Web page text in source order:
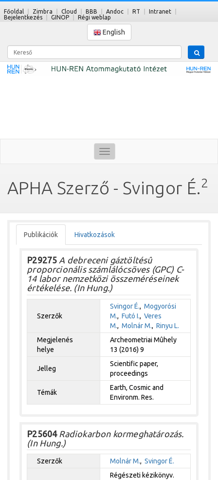
Főoldal Zimbra Cloud BBB Andoc RT
Intranet
Bejelentkezés
GINOP Régi weblap
English
Kereső
Toggle
navigation
APHA Szerző - Svingor É.2
Publikációk Hivatkozások
P29275 A debreceni gáztöltésû
proporcionális számlálócsöves (GPC) C-
14 labor nemzetközi összeméréseinek
értékelése. (In Hung.)
Szerzők
Svingor É.,Mogyorósi
M.,Futó I.,Veres
M.,Molnár M.,Rinyu L.
Megjelenés
helye
Archeometriai Mûhely
13 (2016) 9
Jelleg
Scientific paper,
proceedings
Témák
Earth, Cosmic and
Environm. Res.
P25604Radiokarbon kormeghatározás.
(In Hung.)
Szerzők Molnár M.,Svingor É.
Régészeti kézikönyv.